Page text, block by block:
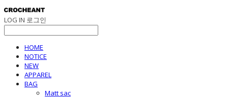
LOG IN 로그인
HOME
NOTICE
NEW
APPAREL
BAG
Matt sac